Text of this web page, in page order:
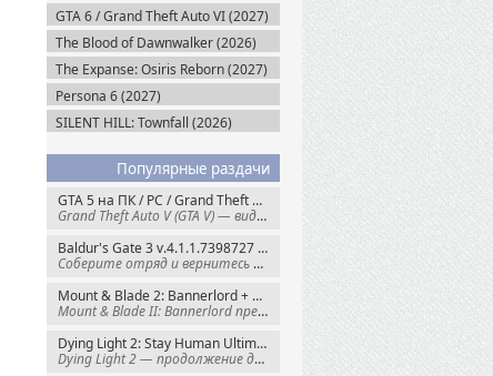
GTA 6 / Grand Theft Auto VI (2027)
The Blood of Dawnwalker (2026)
The Expanse: Osiris Reborn (2027)
Persona 6 (2027)
SILENT HILL: Townfall (2026)
Популярные раздачи
GTA 5 на ПК / PC / Grand Theft Auto V: Premium Edition (2015) Steam-Rip
Grand Theft Auto V (GTA V) — видеоигра из
Baldur's Gate 3 v.4.1.1.7398727 + Все DLC (2023) GOG-Rip
Соберите отряд и вернитесь в Забытые
Mount & Blade 2: Bannerlord + War Sails v.1.4.7.117484 (2025) GOG
Mount & Blade II: Bannerlord представляет
Dying Light 2: Stay Human Ultimate Edition v.1.29.0 + Все DLC (2022) Пиратка
Dying Light 2 — продолжение динамичного